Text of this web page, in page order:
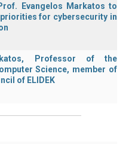
Evangelos Markatos to
for cybersecurity in
Professor of the
Science, member of
of ELIDEK